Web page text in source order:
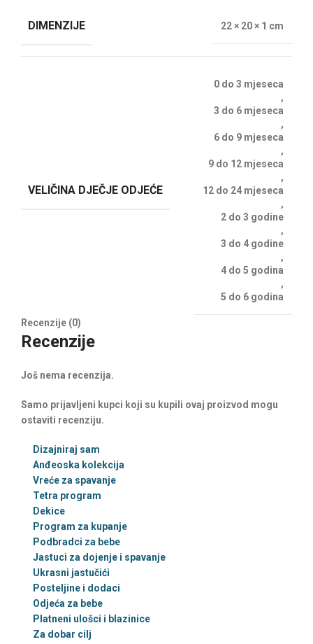
DIMENZIJE 22 × 20 × 1 cm
VELIČINA DJEČJE ODJEĆE
0 do 3 mjeseca
,
3 do 6 mjeseca
,
6 do 9 mjeseca
,
9 do 12 mjeseca
,
12 do 24 mjeseca
,
2 do 3 godine
,
3 do 4 godine
,
4 do 5 godina
,
5 do 6 godina
Recenzije (0)
Recenzije
Još nema recenzija.
Samo prijavljeni kupci koji su kupili ovaj proizvod mogu
ostaviti recenziju.
Dizajniraj sam
Anđeoska kolekcija
Vreće za spavanje
Tetra program
Dekice
Program za kupanje
Podbradci za bebe
Jastuci za dojenje i spavanje
Ukrasni jastučići
Posteljine i dodaci
Odjeća za bebe
Platneni ulošci i blazinice
Za dobar cilj